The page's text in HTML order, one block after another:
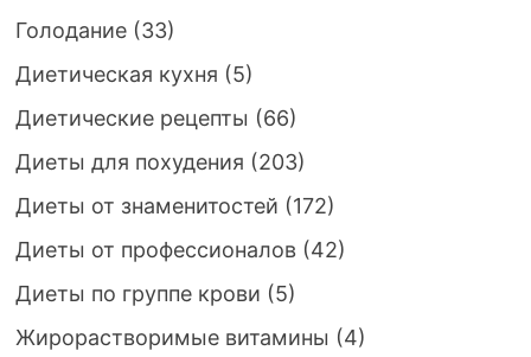
Голодание(33)
Диетическая кухня (5)
Диетические рецепты (66)
Диеты для похудения (203)
Диеты от знаменитостей (172)
Диеты от профессионалов(42)
Диеты по группе крови (5)
Жирорастворимые витамины (4)